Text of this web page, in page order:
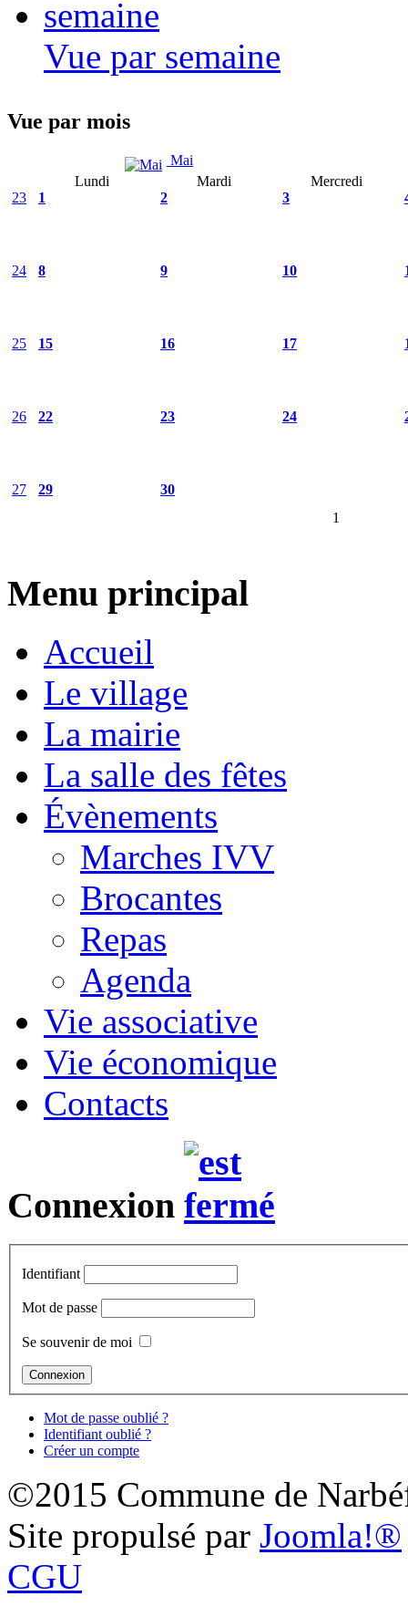
Vue par semaine
Vue par mois
Mai
Lundi
Mardi
Mercredi
23
1 2 3
24 8 9 10
25 15 16 17
26 22 23 24
27 29
30
1
Menu principal
Accueil
Le village
La mairie
La salle des fêtes
Évènements
Marches IVV
Brocantes
Repas
Agenda
Vie associative
Vie économique
Contacts
Connexion
Identifiant
Mot de passe
Se souvenir de moi
Mot de passe oublié ?
Identifiant oublié ?
Créer un compte
©2015 Commune de
Site propulsé par Joomla!®
CGU